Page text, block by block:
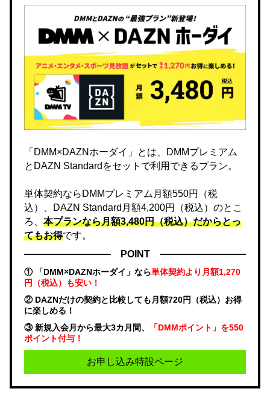
「DMM×DAZNホーダイ」とは、DMMプレミアム
とDAZN Standardをセットで利用できるプラン。
単体契約ならDMMプレミアム月額550円（税
込）、DAZN Standard月額4,200円（税込）のとこ
ろ、 本プランなら月額3,480円（税込）だからとっ
てもお得です。
POINT
① 「DMM×DAZNホーダイ」なら単体契約より月額1,270
円（税込）も安い！
② DAZNだけの契約と比較しても月額720円（税込）お得
に楽しめる！
③ 新規入会月から最大3カ月間、
「DMMポイント」を550
ポイント付与！
お申し込み特設ページ